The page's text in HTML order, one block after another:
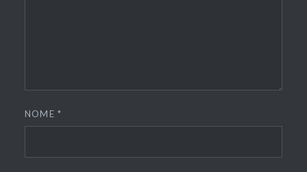
NOME*